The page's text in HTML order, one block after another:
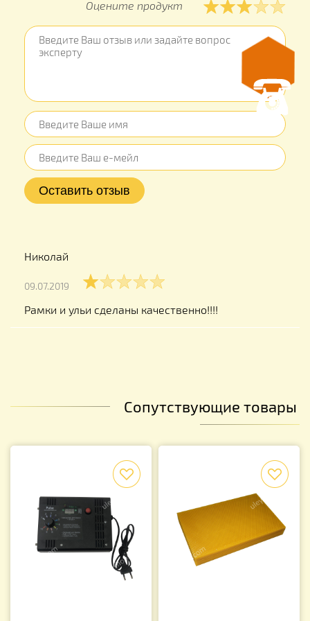
Оцените продукт
Николай
09.07.2019
Рамки и ульи сделаны качественно!!!!
Сопутствующие товары